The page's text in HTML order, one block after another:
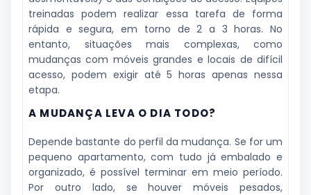
treinadas podem realizar essa tarefa de forma
rápida e segura, em torno de 2 a 3 horas. No
entanto, situações mais complexas, como
mudanças com móveis grandes e locais de difícil
acesso, podem exigir até 5 horas apenas nessa
etapa.
A MUDANÇA LEVA O DIA TODO?
Depende bastante do perfil da mudança. Se for um
pequeno apartamento, com tudo já embalado e
organizado, é possível terminar em meio período.
Por outro lado, se houver móveis pesados,